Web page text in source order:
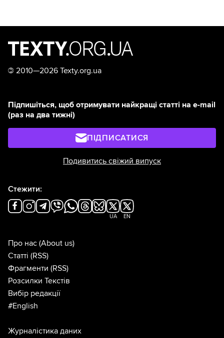
© 2010—2026 Texty.org.ua
Підпишіться, щоб отримувати найкращі статті на e-mail
(раз на два тижні)
ПІДПИСАТИСЯ
Подивитись свіжий випуск
Стежити:
UA EN
Про нас (About us)
Статті (RSS)
Фрагменти (RSS)
Розсилки Текстів
Вибір редакції
#English
Журналістика даних